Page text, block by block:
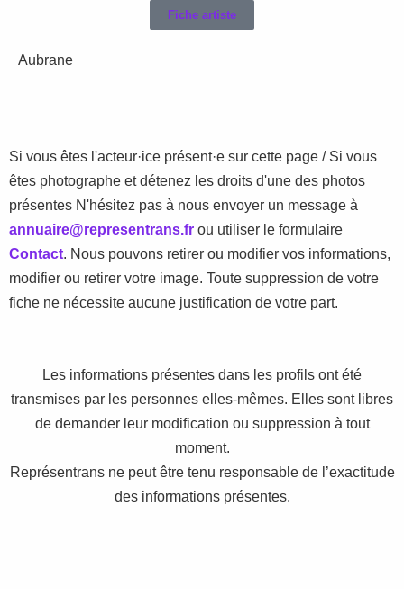
Fiche artiste
Aubrane
Si vous êtes l'acteur·ice présent·e sur cette page / Si vous
êtes photographe et détenez les droits d'une des photos
présentes N'hésitez pas à nous envoyer un message à
annuaire@representrans.fr ou utiliser le formulaire
Contact. Nous pouvons retirer ou modifier vos informations,
modifier ou retirer votre image. Toute suppression de votre
fiche ne nécessite aucune justification de votre part.
Les informations présentes dans les profils ont été
transmises par les personnes elles-mêmes. Elles sont libres
de demander leur modification ou suppression à tout
moment.
Représentrans ne peut être tenu responsable de l’exactitude
des informations présentes.